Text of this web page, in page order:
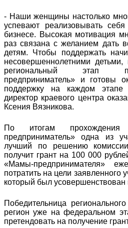
- Наши женщины настолько
успевают реализовывать
бизнесе. Высокая мотивация
раз связана с желанием дать
детям. Чтобы поддержать
несовершеннолетними
региональный этап
предприниматель» и готовы
поддержку на каждом этапе
директор краевого центра
Ксения Вязникова.
По итогам
предприниматель» одна из
лучший по решению комиссии
получит грант на 100 000
«Мамы-предпринимателя»
потратить на цели заявленного
который был усовершенствован
Победительница
регион уже на федеральном
претендовать на получение